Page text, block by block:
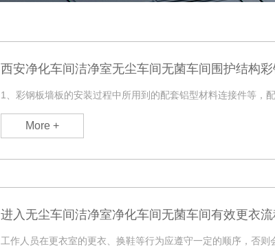
西安净化车间洁净室无尘车间无菌车间围护结构
1、彩钢板墙板的安装过程中所用到的配套铝型材料连接件等，
More +
进入无尘车间洁净室净化车间无菌车间有效更衣流
工作人员在更衣室的更衣、换鞋等行为应遵守一定的顺序，否则